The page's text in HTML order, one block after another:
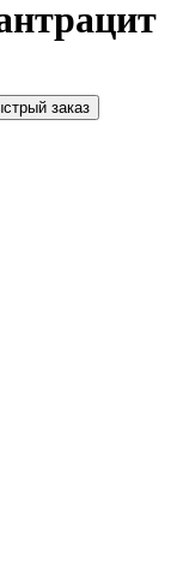
заказ